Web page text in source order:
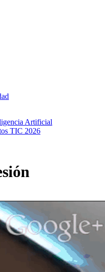
Artificial
TIC 2026